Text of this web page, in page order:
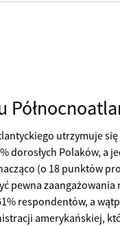
utrzymuje
dorosłych Polaków, a
(o 18 punktów
pewna
respondentów, a
amerykańskiej,